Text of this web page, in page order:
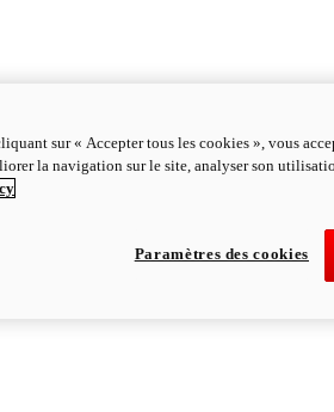
sur « Accepter tous les cookies », vous
la navigation sur le site, analyser son
Paramètres des cookies